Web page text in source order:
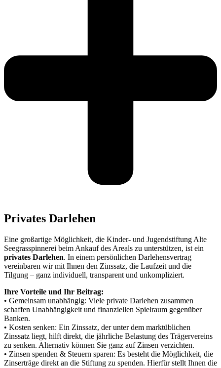
Privates Darlehen
Eine großartige Möglichkeit, die Kinder- und Jugendstiftung Alte
Seegrasspinnerei beim Ankauf des Areals zu unterstützen, ist ein
privates Darlehen. In einem persönlichen Darlehensvertrag
vereinbaren wir mit Ihnen den Zinssatz, die Laufzeit und die
Tilgung – ganz individuell, transparent und unkompliziert.
Ihre Vorteile und Ihr Beitrag:
• Gemeinsam unabhängig: Viele private Darlehen zusammen
schaffen Unabhängigkeit und finanziellen Spielraum gegenüber
Banken.
• Kosten senken: Ein Zinssatz, der unter dem marktüblichen
Zinssatz liegt, hilft direkt, die jährliche Belastung des Trägervereins
zu senken. Alternativ können Sie ganz auf Zinsen verzichten.
• Zinsen spenden & Steuern sparen: Es besteht die Möglichkeit, die
Zinserträge direkt an die Stiftung zu spenden. Hierfür stellt Ihnen die